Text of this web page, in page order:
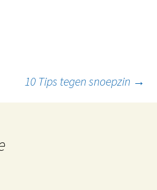
10 Tips tegen snoepzin →